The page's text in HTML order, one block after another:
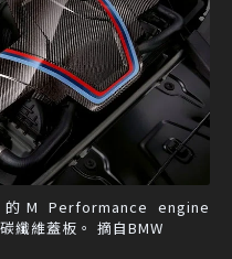
M Performance engine
維蓋板。 摘自BMW